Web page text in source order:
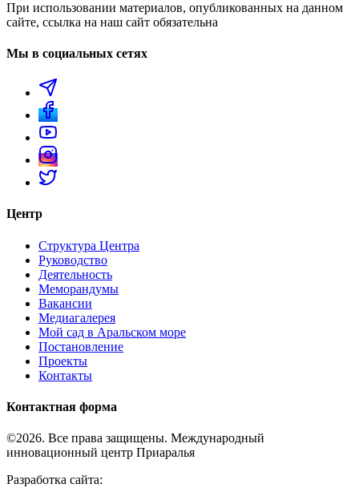
При использовании материалов, опубликованных на данном
сайте, ссылка на наш сайт обязательна
Мы в социальных сетях
Центр
Структура Центра
Руководство
Деятельность
Меморандумы
Вакансии
Медиагалерея
Мой сад в Аральском море
Постановление
Проекты
Контакты
Контактная форма
©2026. Все права защищены. Международный
инновационный центр Приаралья
Разработка сайта: